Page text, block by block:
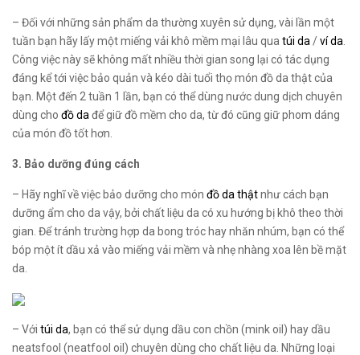
– Đối với những sản phẩm da thường xuyên sử dụng, vài lần một
tuần bạn hãy lấy một miếng vải khô mềm mại lâu qua túi da /ví da
Công việc này sẽ không mất nhiều thời gian song lại có tác dụng
đáng kể tới việc bảo quản và kéo dài tuổi thọ món đồ da thật của
bạn. Một đến 2 tuần 1 lần, bạn có thể dùng nước dung dịch chuyên
dùng cho đồ da để giữ đồ mềm cho da, từ đó cũng giữ phom dáng
của món đồ tốt hơn.
3. Bảo dưỡng đúng cách
– Hãy nghĩ về việc bảo dưỡng cho món đồ da thậtnhư cách bạn
dưỡng ẩm cho da vậy, bởi chất liệu da có xu hướng bị khô theo thời
gian. Để tránh trường hợp da bong tróc hay nhăn nhúm, bạn có thể
bóp một ít dầu xả vào miếng vải mềm và nhẹ nhàng xoa lên bề mặt
da.
– Với túi da, bạn có thể sử dụng dầu con chồn (mink oil) hay dầu
neatsfool (neatfool oil) chuyên dùng cho chất liệu da. Những loại